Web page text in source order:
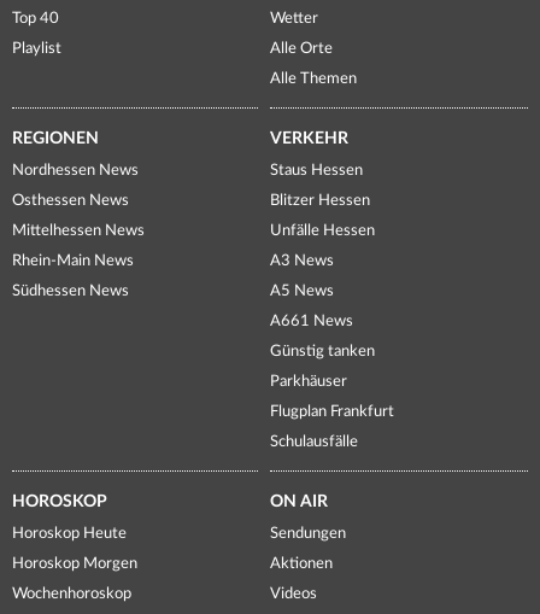
Top 40
Playlist
Wetter
Alle Orte
Alle Themen
REGIONEN
Nordhessen News
Osthessen News
Mittelhessen News
Rhein-Main News
Südhessen News
VERKEHR
Staus Hessen
Blitzer Hessen
Unfälle Hessen
A3 News
A5 News
A661 News
Günstig tanken
Parkhäuser
Flugplan Frankfurt
Schulausfälle
HOROSKOP
Horoskop Heute
Horoskop Morgen
Wochenhoroskop
ON AIR
Sendungen
Aktionen
Videos